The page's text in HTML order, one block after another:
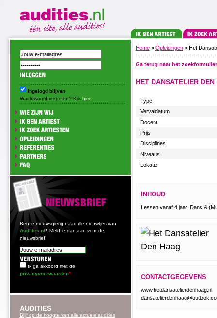
Ingelogd blijven
Wachtwoord vergeten? Klik hier.
Ben je nieuwsgierig naar alle nieuwtjes van
Audities.nl? Meld je dan aan voor de
nieuwsbrief!
Ik ga akkoord met de
privacyvoorwaarden*
AUDITIES
Blijf op de hoogte van alle actuele audities
Home » Opleidingen » Het
Ga terug naar het zoekformulier
HET DANSATELIER DEN
Type
Vervaldatum
Docent
Prijs
Disciplines
Niveaus
Lokatie
INHOUD
Lessen vanaf 4 jaar. Dans &
CONTACTGEGEVENS
www.hetdansatelierdenhaag.nl